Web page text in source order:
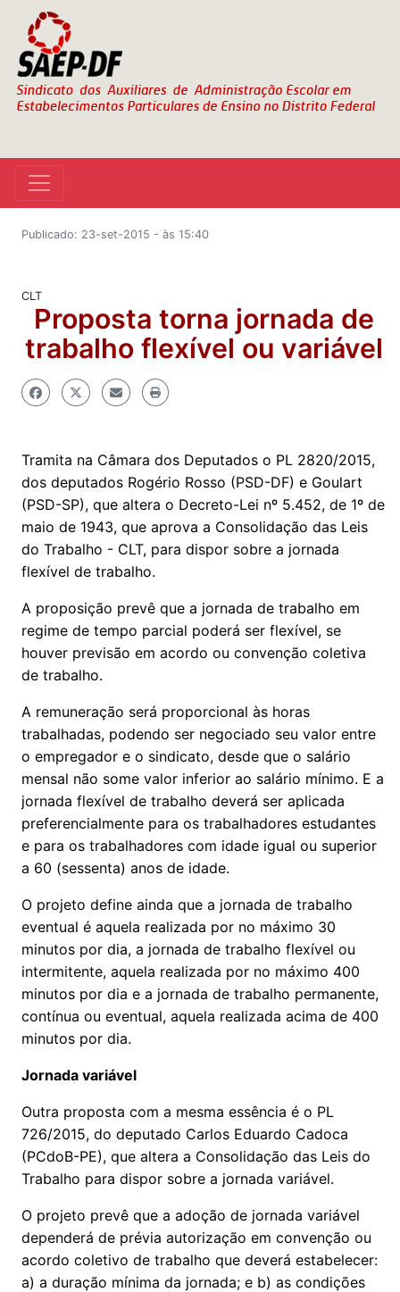
Publicado: 23-set-2015 - às 15:40
CLT
Proposta torna jornada de
trabalho flexível ou variável
Tramita na Câmara dos Deputados o PL 2820/2015,
dos deputados Rogério Rosso (PSD-DF) e Goulart
(PSD-SP), que altera o Decreto-Lei nº 5.452, de 1º de
maio de 1943, que aprova a Consolidação das Leis
do Trabalho - CLT, para dispor sobre a jornada
flexível de trabalho.
A proposição prevê que a jornada de trabalho em
regime de tempo parcial poderá ser flexível, se
houver previsão em acordo ou convenção coletiva
de trabalho.
A remuneração será proporcional às horas
trabalhadas, podendo ser negociado seu valor entre
o empregador e o sindicato, desde que o salário
mensal não some valor inferior ao salário mínimo. E a
jornada flexível de trabalho deverá ser aplicada
preferencialmente para os trabalhadores estudantes
e para os trabalhadores com idade igual ou superior
a 60 (sessenta) anos de idade.
O projeto define ainda que a jornada de trabalho
eventual é aquela realizada por no máximo 30
minutos por dia, a jornada de trabalho flexível ou
intermitente, aquela realizada por no máximo 400
minutos por dia e a jornada de trabalho permanente,
contínua ou eventual, aquela realizada acima de 400
minutos por dia.
Jornada variável
Outra proposta com a mesma essência é o PL
726/2015, do deputado Carlos Eduardo Cadoca
(PCdoB-PE), que altera a Consolidação das Leis do
Trabalho para dispor sobre a jornada variável.
O projeto prevê que a adoção de jornada variável
dependerá de prévia autorização em convenção ou
acordo coletivo de trabalho que deverá estabelecer:
a) a duração mínima da jornada; e b) as condições